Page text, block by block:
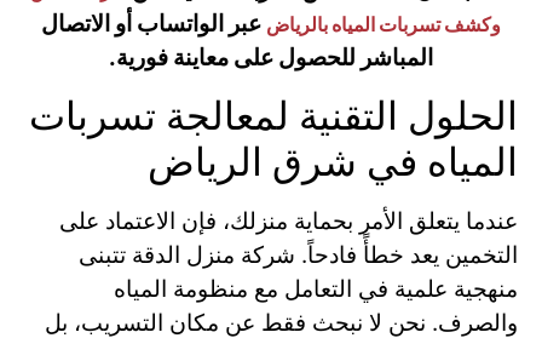
وكشف تسربات المياه بالرياض عبر الواتساب أو الاتصال
المباشر للحصول على معاينة فورية.
الحلول التقنية لمعالجة تسربات
المياه في شرق الرياض
عندما يتعلق الأمر بحماية منزلك، فإن الاعتماد على
التخمين يعد خطأً فادحاً. شركة منزل الدقة تتبنى
منهجية علمية في التعامل مع منظومة المياه
والصرف. نحن لا نبحث فقط عن مكان التسريب، بل